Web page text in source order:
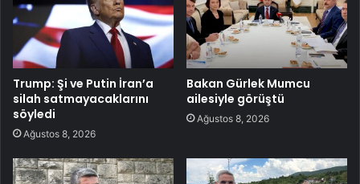
Trump: Şi ve Putin İran’a
silah satmayacaklarını
söyledi
Ağustos 8, 2026
Bakan Gürlek Mumcu
ailesiyle görüştü
Ağustos 8, 2026